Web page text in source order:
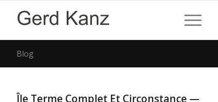
Blog
Île Terme Complet Et Circonstance —